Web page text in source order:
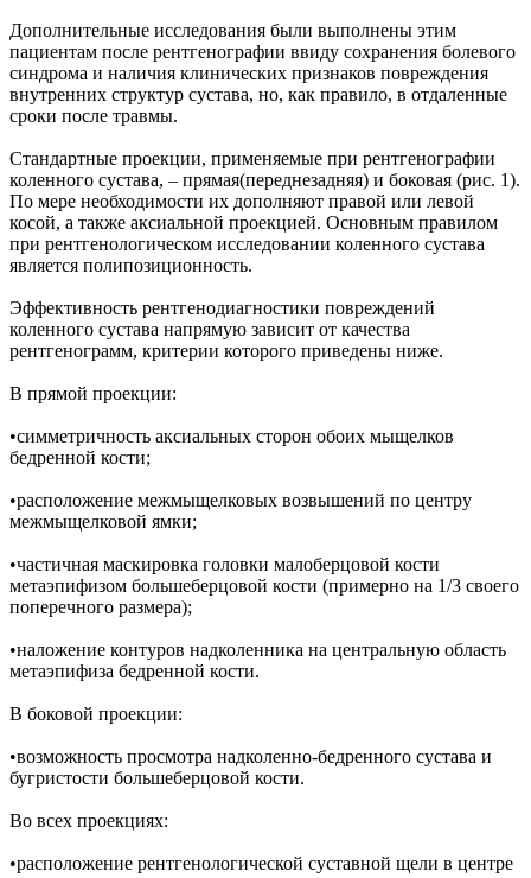
Дополнительные исследования были выполнены этим
пациентам после рентгенографии ввиду сохранения болевого
синдрома и наличия клинических признаков повреждения
внутренних структур сустава, но, как правило, в отдаленные
сроки после травмы.
Стандартные проекции, применяемые при рентгенографии
коленного сустава, – прямая(переднезадняя) и боковая (рис. 1).
По мере необходимости их дополняют правой или левой
косой, а также аксиальной проекцией. Основным правилом
при рентгенологическом исследовании коленного сустава
является полипозиционность.
Эффективность рентгенодиагностики повреждений
коленного сустава напрямую зависит от качества
рентгенограмм, критерии которого приведены ниже.
В прямой проекции:
•симметричность аксиальных сторон обоих мыщелков
бедренной кости;
•расположение межмыщелковых возвышений по центру
межмыщелковой ямки;
•частичная маскировка головки малоберцовой кости
метаэпифизом большеберцовой кости (примерно на 1/3 своего
поперечного размера);
•наложение контуров надколенника на центральную область
метаэпифиза бедренной кости.
В боковой проекции:
•возможность просмотра надколенно-бедренного сустава и
бугристости большеберцовой кости.
Во всех проекциях:
•расположение рентгенологической суставной щели в центре